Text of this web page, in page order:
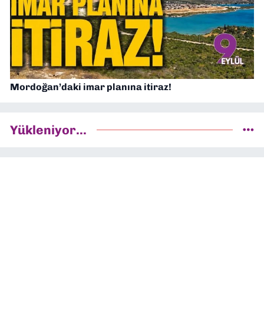
Mordoğan’daki imar planına itiraz!
Yükleniyor...